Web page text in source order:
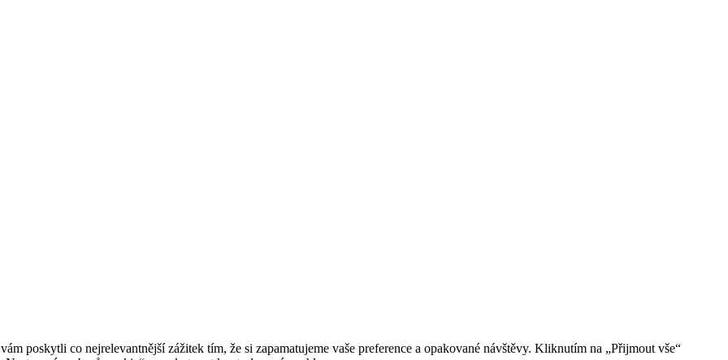
poskytli co nejrelevantnější zážitek tím, že si zapamatujeme vaše preference a opakované návštěvy. Kliknutím na „Přijmout vše“